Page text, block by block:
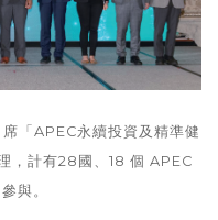
「APEC永續投資及精準健
，計有28國、18 個 APEC
與。